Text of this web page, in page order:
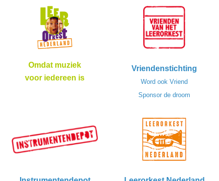
Omdat muziek
voor iedereen is
Vriendenstichting
Word ook Vriend
Sponsor de droom